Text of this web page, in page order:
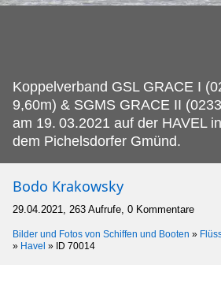
Koppelverband GSL GRACE I
9,60m) & SGMS GRACE II
am 19. 03.2021 auf der HAVEL
dem Pichelsdorfer Gmünd.
Bodo Krakowsky
29.04.2021, 263 Aufrufe, 0 Kommentare
Bilder und Fotos von Schiffen und Booten »
» Havel » ID 70014